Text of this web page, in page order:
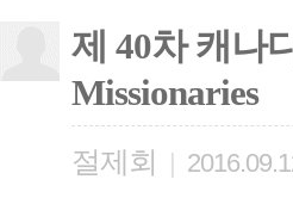
제 40차 캐나
Missionaries
절제회 |